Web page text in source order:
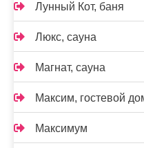
Лунный Кот, баня
Люкс, сауна
Магнат, сауна
Максим, гостевой
Максимум